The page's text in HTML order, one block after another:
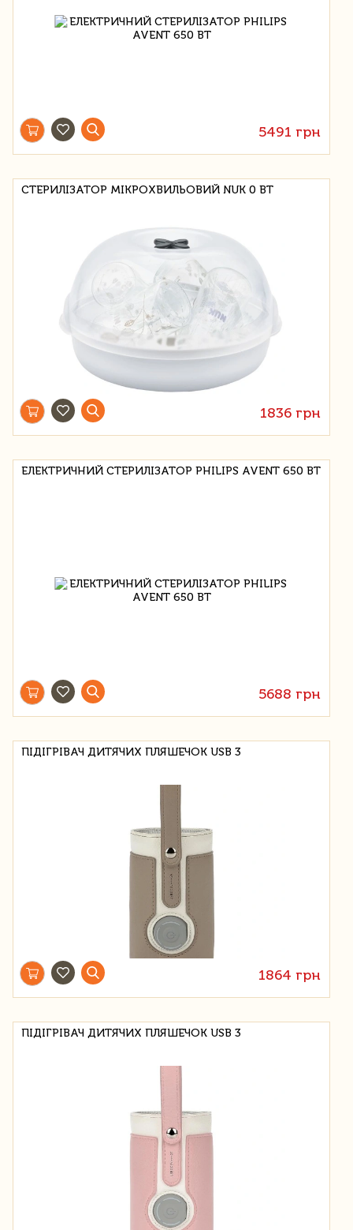
5491 грн
СТЕРИЛІЗАТОР МІКРОХВИЛЬОВИЙ NUK 0 ВТ
1836 грн
ЕЛЕКТРИЧНИЙ СТЕРИЛІЗАТОР PHILIPS AVENT 650 ВТ
5688 грн
ПІДІГРІВАЧ ДИТЯЧИХ ПЛЯШЕЧОК USB 3
1864 грн
ПІДІГРІВАЧ ДИТЯЧИХ ПЛЯШЕЧОК USB 3